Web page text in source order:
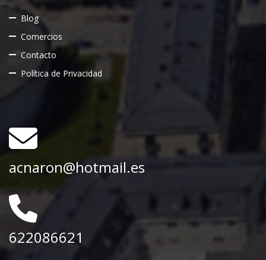
Blog
Comercios
Contacto
Política de Privacidad
acnaron@hotmail.es
622086621